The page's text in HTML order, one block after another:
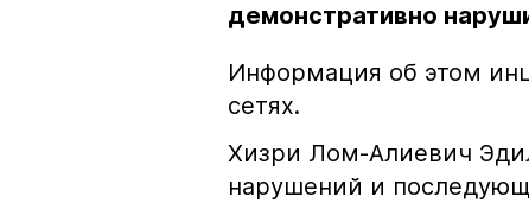
демонстративно
Информация об этом
сетях.
Хизри Лом-Алиевич
нарушений и